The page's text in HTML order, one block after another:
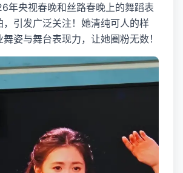
年央视春晚和丝路春晚上的舞蹈表
，引发广泛关注！她清纯可人的样
姿与舞台表现力，让她圈粉无数！